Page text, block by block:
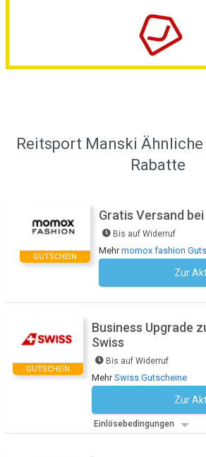
Reitsport Manski Ähnliche
Rabatte
GUTSCHEIN
Gratis Versand
Bis auf Widerruf
Mehrmomox fashion
Zur
GUTSCHEIN
Business Upgrade
Swiss
Bis auf Widerruf
MehrSwiss Gutscheine
Zur
Einlösebedingungen